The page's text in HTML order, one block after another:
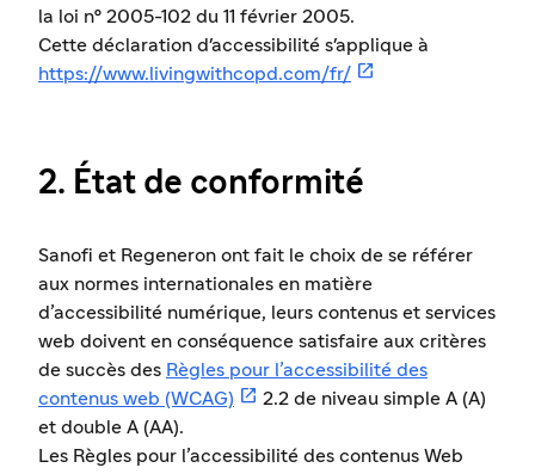
la loi n° 2005-102 du 11 février 2005.
Cette déclaration d'accessibilité s'applique à
https://www.livingwithcopd.com/fr/ 
2. État de conformité
Sanofi et Regeneron ont fait le choix de se référer
aux normes internationales en matière
d’accessibilité numérique, leurs contenus et services
web doivent en conséquence satisfaire aux critères
de succès des Règles pour l’accessibilité des
contenus web (WCAG)  2.2 de niveau simple A (A)
et double A (AA).
Les Règles pour l’accessibilité des contenus Web